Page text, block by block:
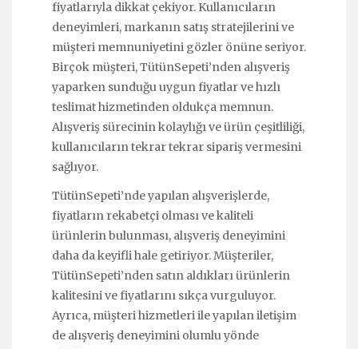
fiyatlarıyla dikkat çekiyor. Kullanıcıların
deneyimleri, markanın satış stratejilerini ve
müşteri memnuniyetini gözler önüne seriyor.
Birçok müşteri, TütünSepeti’nden alışveriş
yaparken sunduğu uygun fiyatlar ve hızlı
teslimat hizmetinden oldukça memnun.
Alışveriş sürecinin kolaylığı ve ürün çeşitliliği,
kullanıcıların tekrar tekrar sipariş vermesini
sağlıyor.
TütünSepeti’nde yapılan alışverişlerde,
fiyatların rekabetçi olması ve kaliteli
ürünlerin bulunması, alışveriş deneyimini
daha da keyifli hale getiriyor. Müşteriler,
TütünSepeti’nden satın aldıkları ürünlerin
kalitesini ve fiyatlarını sıkça vurguluyor.
Ayrıca, müşteri hizmetleri ile yapılan iletişim
de alışveriş deneyimini olumlu yönde